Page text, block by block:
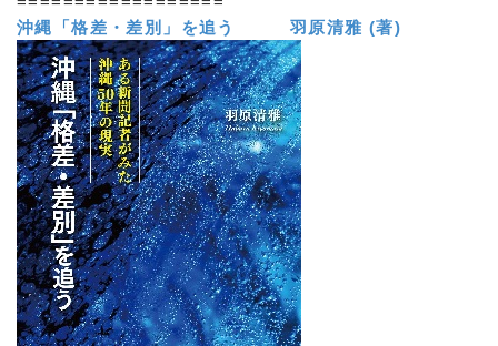
沖縄「格差・差別」を追う 羽原清雅 (著)